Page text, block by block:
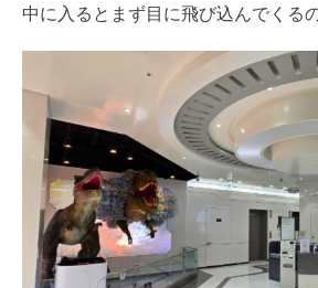
中に入るとまず目に飛び込んでくる